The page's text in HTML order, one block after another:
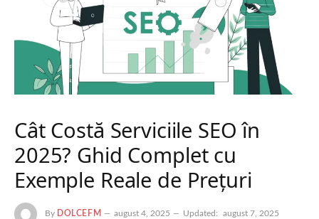
Cât Costă Serviciile SEO în
2025? Ghid Complet cu
Exemple Reale de Prețuri
By DOLCEFM august 4, 2025 Updated: august 7, 2025